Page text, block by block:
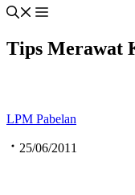
Tips Merawat
LPM Pabelan
25/06/2011